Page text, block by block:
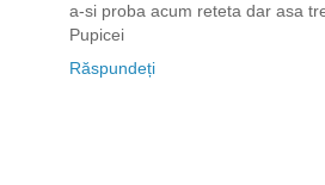
a-si proba acum reteta dar asa
Pupicei
Răspundeți